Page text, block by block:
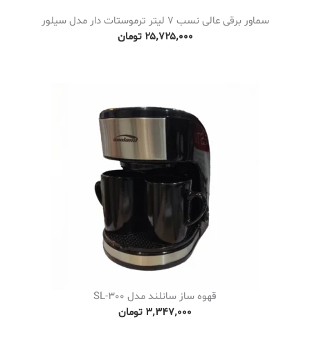
سماور برقی عالی نسب 7 لیتر ترموستات دار مدل سیلور
۲۵٬۷۲۵٬۰۰۰ تومان
قهوه ساز سانلند مدل SL-300
۳٬۳۴۷٬۰۰۰ تومان